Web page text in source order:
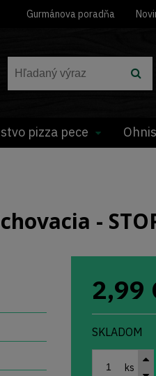
Gurmánova poradňa
pizza pece
-
2,99
SKLADOM
ks